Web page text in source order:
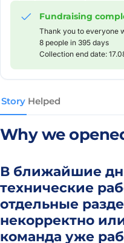
Story Helped
Fundraising
Thank you to everyone
8 people in 395 days
Collection end date:
Why we
В ближайшие
технические
отдельные
некорректно
команда уже